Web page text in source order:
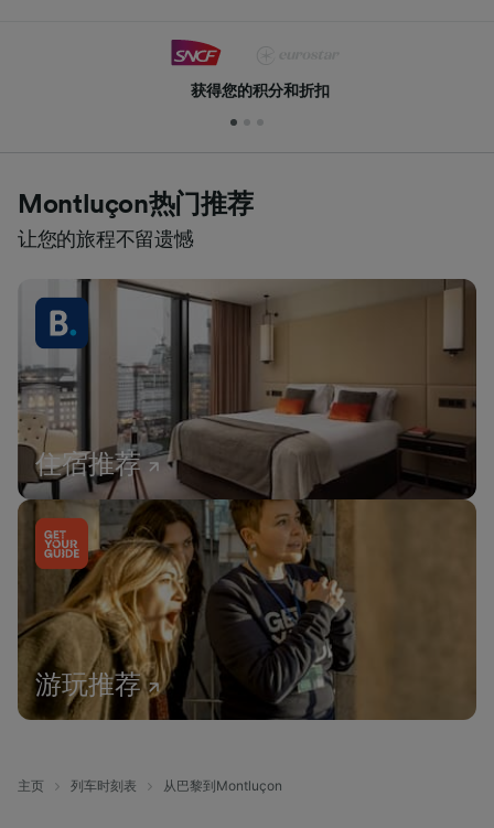
获得您的积分和折扣
Montluçon热门推荐
让您的旅程不留遗憾
住宿推荐
游玩推荐
主页 列车时刻表 从巴黎到Montluçon